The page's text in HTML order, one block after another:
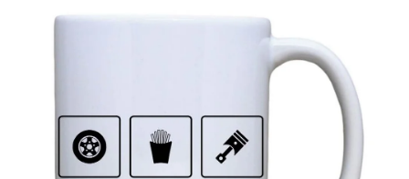
MIKINY
MÁM SRDCE POMÁHÁM